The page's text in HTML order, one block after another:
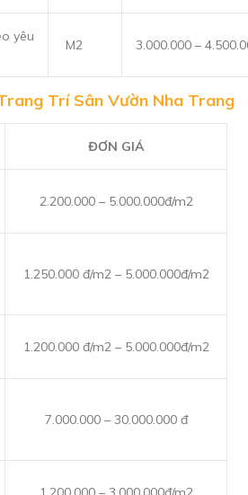
yêu
M2 3.000.000 –
Trí Sân Vườn Nha Trang
ĐƠN GIÁ
2.200.000 – 5.000.000đ/m2
1.250.000 đ/m2 – 5.000.000đ/m2
1.200.000 đ/m2 – 5.000.000đ/m2
7.000.000 – 30.000.000 đ